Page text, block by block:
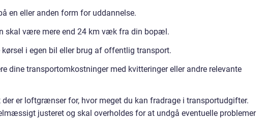
en eller anden form for uddannelse.
skal være mere end 24 km væk fra din bopæl.
i egen bil eller brug af offentlig transport.
dine transportomkostninger med kvitteringer eller andre relevante
er loftgrænser for, hvor meget du kan fradrage i transportudgifter.
justeret og skal overholdes for at undgå eventuelle problemer